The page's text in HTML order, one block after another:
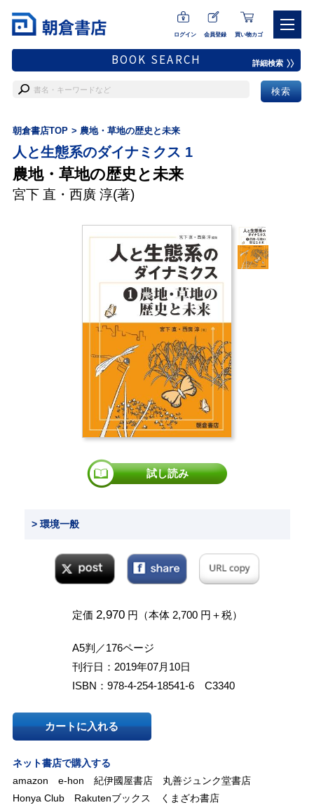
ログイン 会員登録 買い物カゴ
BOOK SEARCH 詳細検索
朝倉書店TOP 農地・草地の歴史と未来
人と生態系のダイナミクス 1
農地・草地の歴史と未来
宮下 直 ・ 西廣 淳(著)
試し読み
> 環境一般
定価 2,970円（本体 2,700 円＋税）
A5判／176ページ
刊行日：2019年07月10日
ISBN：978-4-254-18541-6 C3340
カートに入れる
ネット書店で購入する
amazon
e-hon 紀伊國屋書店
丸善ジュンク堂書店
Honya Club
Rakutenブックス くまざわ書店